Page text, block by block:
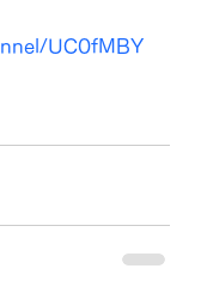
UC0fMBY